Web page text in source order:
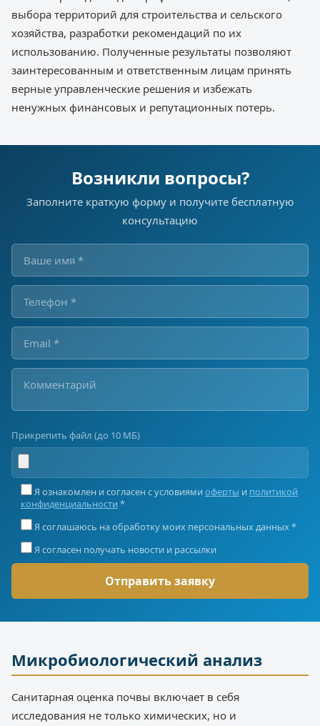
выбора территорий для строительства и сельского
хозяйства, разработки рекомендаций по их
использованию. Полученные результаты позволяют
заинтересованным и ответственным лицам принять
верные управленческие решения и избежать
ненужных финансовых и репутационных потерь.
Возникли вопросы?
Заполните краткую форму и получите бесплатную
консультацию
Прикрепить файл (до 10 МБ)
Я ознакомлен и согласен с условиями оферты и политикой
конфиденциальности *
Я соглашаюсь на обработку моих персональных данных *
Я согласен получать новости и рассылки
Микробиологический анализ
Санитарная оценка почвы включает в себя
исследования не только химических, но и